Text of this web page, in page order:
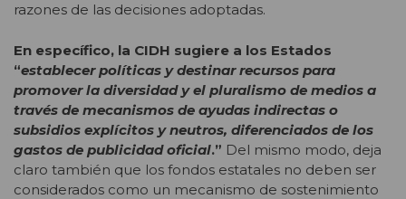
razones de las decisiones adoptadas.
En específico, la CIDH sugiere a los Estados
“establecer políticas y destinar recursos para
promover la diversidad y el pluralismo de medios a
través de mecanismos de ayudas indirectas o
subsidios explícitos y neutros, diferenciados de los
gastos de publicidad oficial.” Del mismo modo, deja
claro también que los fondos estatales no deben ser
considerados como un mecanismo de sostenimiento